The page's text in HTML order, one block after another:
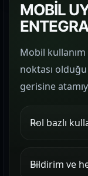
MOBİL
Mobil
noktası
gerisine
Rol bazlı
Bildirim ve